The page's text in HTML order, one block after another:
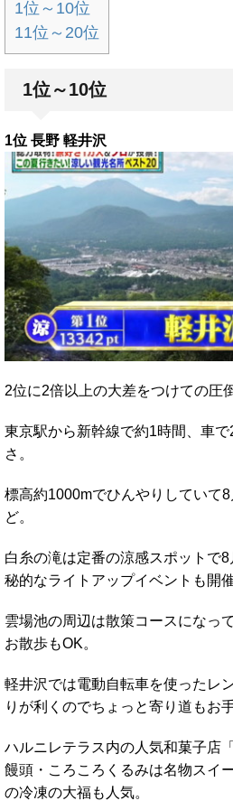
1位～10位
11位～20位
1位～10位
1位 長野 軽井沢
2位に2倍以上の大差をつけての圧
東京駅から新幹線で約1時間、車
さ。
標高約1000mでひんやりしていて
ど。
白糸の滝は定番の涼感スポットで
秘的なライトアップイベントも開催
雲場池の周辺は散策コースになっ
お散歩もOK。
軽井沢では電動自転車を使ったレ
りが利くのでちょっと寄り道もお手
ハルニレテラス内の人気和菓子店
饅頭・ころころくるみは名物スイ
の冷凍の大福も人気。